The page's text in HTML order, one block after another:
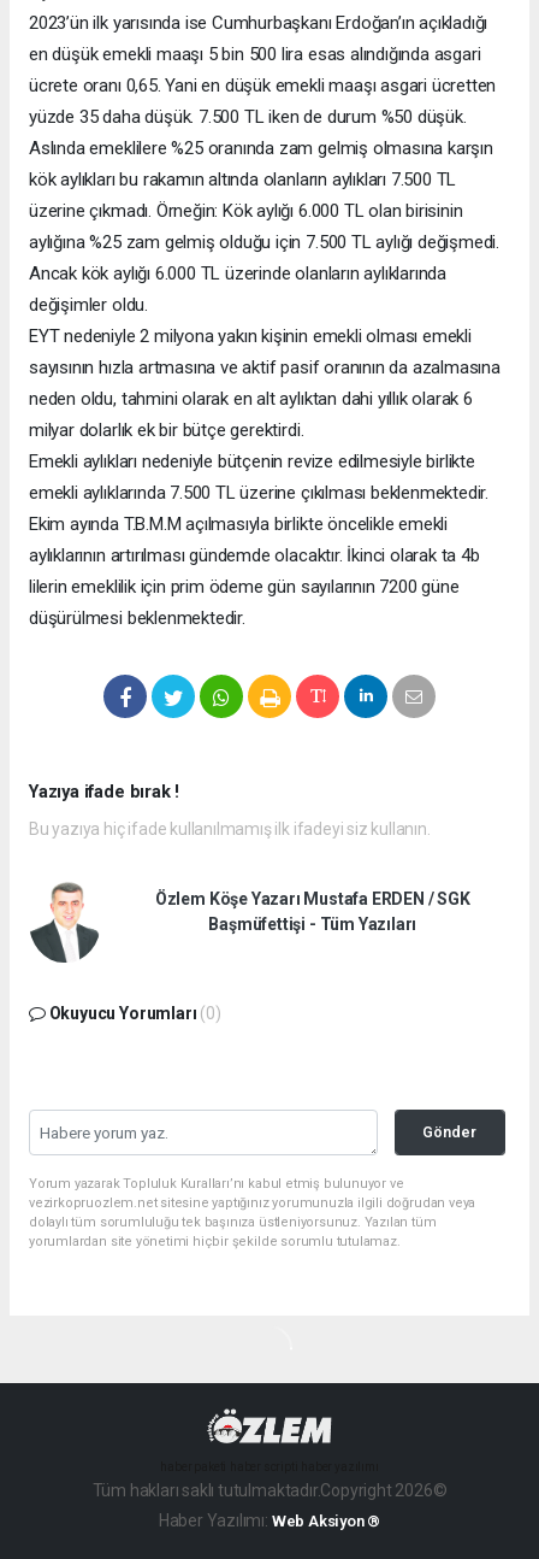
2023’ün ilk yarısında ise Cumhurbaşkanı Erdoğan’ın açıkladığı
en düşük emekli maaşı 5 bin 500 lira esas alındığında asgari
ücrete oranı 0,65. Yani en düşük emekli maaşı asgari ücretten
yüzde 35 daha düşük. 7.500 TL iken de durum %50 düşük.
Aslında emeklilere %25 oranında zam gelmiş olmasına karşın
kök aylıkları bu rakamın altında olanların aylıkları 7.500 TL
üzerine çıkmadı. Örneğin: Kök aylığı 6.000 TL olan birisinin
aylığına %25 zam gelmiş olduğu için 7.500 TL aylığı değişmedi.
Ancak kök aylığı 6.000 TL üzerinde olanların aylıklarında
değişimler oldu.
EYT nedeniyle 2 milyona yakın kişinin emekli olması emekli
sayısının hızla artmasına ve aktif pasif oranının da azalmasına
neden oldu, tahmini olarak en alt aylıktan dahi yıllık olarak 6
milyar dolarlık ek bir bütçe gerektirdi.
Emekli aylıkları nedeniyle bütçenin revize edilmesiyle birlikte
emekli aylıklarında 7.500 TL üzerine çıkılması beklenmektedir.
Ekim ayında T.B.M.M açılmasıyla birlikte öncelikle emekli
aylıklarının artırılması gündemde olacaktır. İkinci olarak ta 4b
lilerin emeklilik için prim ödeme gün sayılarının 7200 güne
düşürülmesi beklenmektedir.
Yazıya ifade bırak !
Bu yazıya hiç ifade kullanılmamış ilk ifadeyi siz kullanın.
Özlem Köşe Yazarı Mustafa ERDEN / SGK
Başmüfettişi - Tüm Yazıları
Okuyucu Yorumları (0)
Gönder
Yorum yazarak Topluluk Kuralları’nı kabul etmiş bulunuyor ve
vezirkopruozlem.net sitesine yaptığınız yorumunuzla ilgili doğrudan veya
dolaylı tüm sorumluluğu tek başınıza üstleniyorsunuz. Yazılan tüm
yorumlardan site yönetimi hiçbir şekilde sorumlu tutulamaz.
Tüm hakları saklı tutulmaktadır.Copyright 2026©
Haber Yazılımı: Web Aksiyon ®